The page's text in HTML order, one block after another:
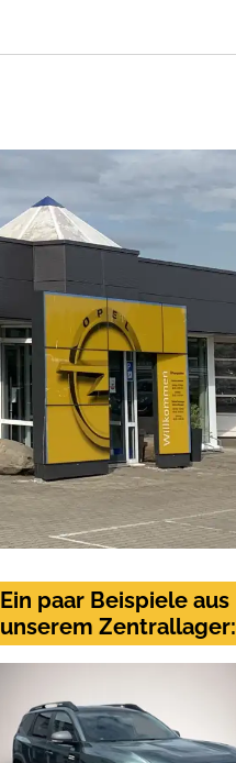
Ein paar Beispiele aus
unserem Zentrallager: